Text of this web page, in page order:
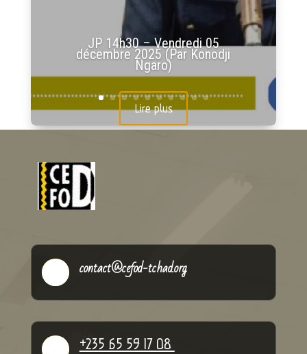
JP 14h30 – Vendredi 05
décembre 2025 (Par Konodji
Ngaro)
Lire plus
contact@cefod-tchad.org
+235 65 59 17 08